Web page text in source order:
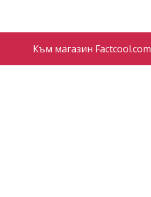
Към магазин Factcool.com